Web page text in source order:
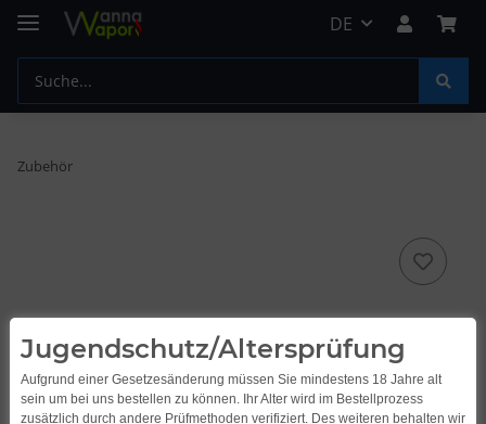
DE
Zubehör
Jugendschutz/Altersprüfung
Aufgrund einer Gesetzesänderung müssen Sie mindestens 18 Jahre alt
sein um bei uns bestellen zu können. Ihr Alter wird im Bestellprozess
zusätzlich durch andere Prüfmethoden verifiziert. Des weiteren behalten wir